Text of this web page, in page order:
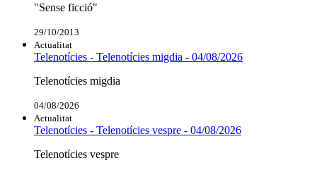
"Sense ficció"
29/10/2013
Actualitat
Telenotícies - Telenotícies migdia - 04/08/2026
Telenotícies migdia
04/08/2026
Actualitat
Telenotícies - Telenotícies vespre - 04/08/2026
Telenotícies vespre